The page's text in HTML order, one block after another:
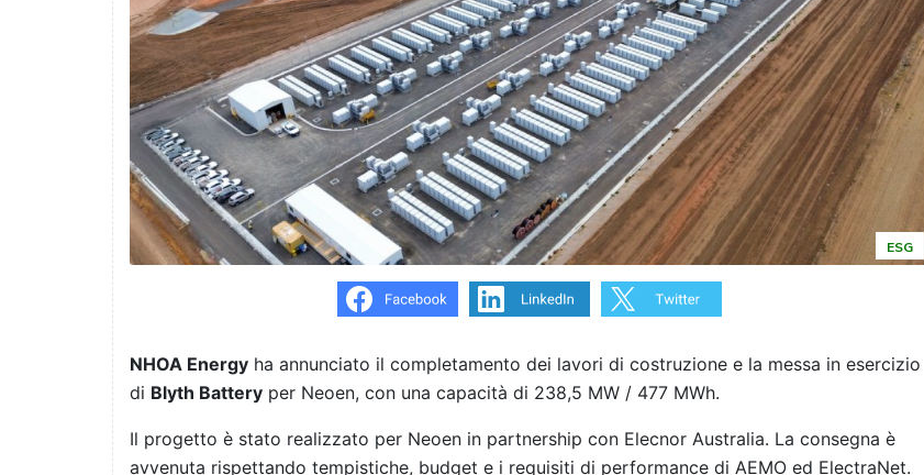
ESG
NHOA Energy ha annunciato il completamento dei lavori di costruzione e la messa in esercizio
di Blyth Battery per Neoen, con una capacità di 238,5 MW / 477 MWh.
Il progetto è stato realizzato per Neoen in partnership con Elecnor Australia. La consegna è
avvenuta rispettando tempistiche, budget e i requisiti di performance di AEMO ed ElectraNet.